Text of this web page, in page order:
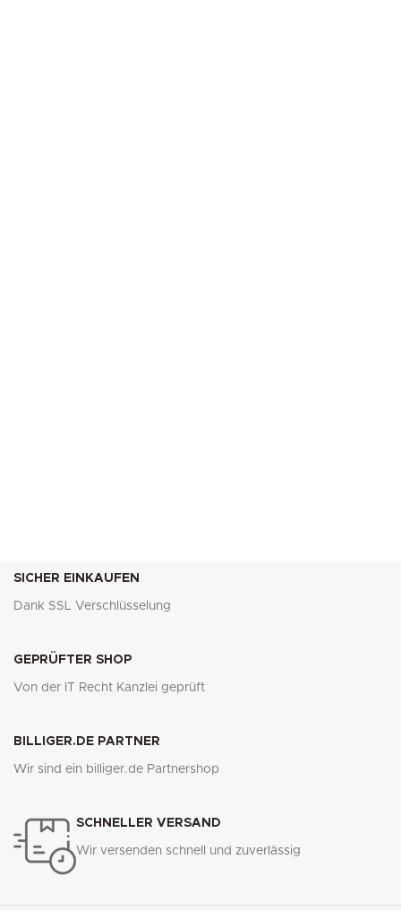
SICHER EINKAUFEN
Dank SSL Verschlüsselung
GEPRÜFTER SHOP
Von der IT Recht Kanzlei geprüft
BILLIGER.DE PARTNER
Wir sind ein billiger.de Partnershop
SCHNELLER VERSAND
Wir versenden schnell und zuverlässig